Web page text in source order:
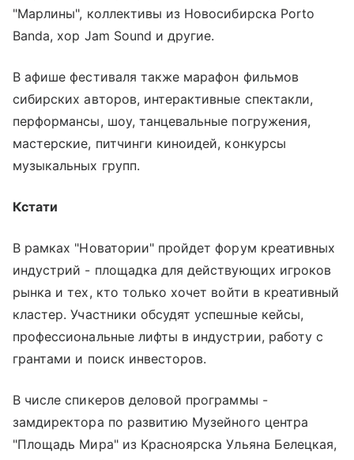
"Марлины", коллективы из Новосибирска Porto
Banda, хор Jam Sound и другие.
В афише фестиваля также марафон фильмов
сибирских авторов, интерактивные спектакли,
перформансы, шоу, танцевальные погружения,
мастерские, питчинги киноидей, конкурсы
музыкальных групп.
Кстати
В рамках "Новатории" пройдет форум креативных
индустрий - площадка для действующих игроков
рынка и тех, кто только хочет войти в креативный
кластер. Участники обсудят успешные кейсы,
профессиональные лифты в индустрии, работу с
грантами и поиск инвесторов.
В числе спикеров деловой программы -
замдиректора по развитию Музейного центра
"Площадь Мира" из Красноярска Ульяна Белецкая,